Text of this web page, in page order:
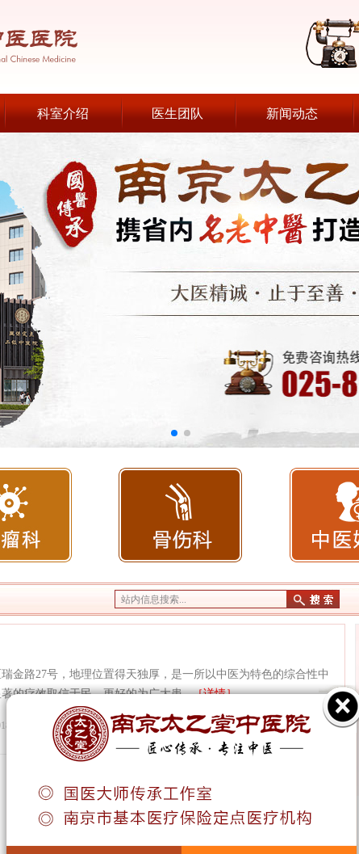
科室介绍 医生团队 新闻动态
站内信息搜索...
金路27号，地理位置得天独厚，是一所以中医为特色的综合性中
的疗效取信于民，更好的为广大患...［详情］
08-24